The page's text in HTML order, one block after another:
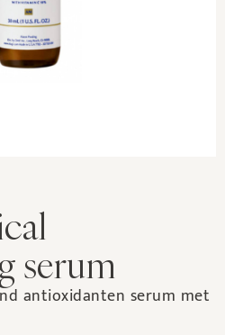
serum
antioxidanten serum met